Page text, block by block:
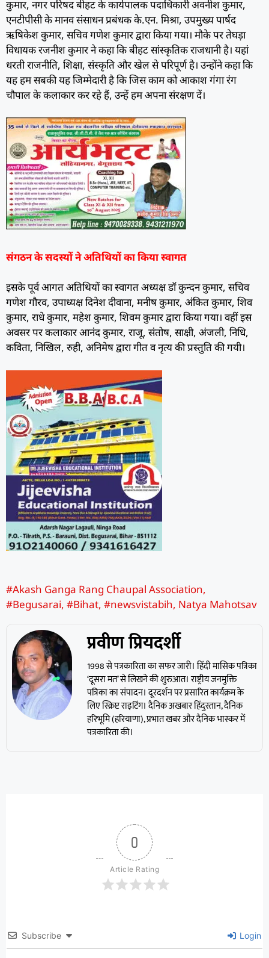
कुमार, नगर परिषद बीहट के कार्यपालक पदाधिकारी अवनीश कुमार,
एनटीपीसी के मानव संसाधन प्रबंधक के.एन. मिश्रा, उपमुख्य पार्षद
ऋषिकेश कुमार, सचिव गणेश कुमार द्वारा किया गया। मौके पर तेघड़ा
विधायक रजनीश कुमार ने कहा कि बीहट सांस्कृतिक राजधानी है। यहां
धरती राजनीति, शिक्षा, संस्कृति और खेल से परिपूर्ण है। उन्होंने कहा कि
यह हम सबकी यह जिम्मेदारी है कि जिस काम को आकाश गंगा रंग
चौपाल के कलाकार कर रहे हैं, उन्हें हम अपना संरक्षण दें।
संगठन के सदस्यों ने अतिथियों का किया स्वागत
इसके पूर्व आगत अतिथियों का स्वागत अध्यक्ष डॉ कुन्दन कुमार, सचिव
गणेश गौरव, उपाध्यक्ष दिनेश दीवाना, मनीष कुमार, अंकित कुमार, शिव
कुमार, राधे कुमार, महेश कुमार, शिवम कुमार द्वारा किया गया। वहीं इस
अवसर पर कलाकार आनंद कुमार, राजू, संतोष, साक्षी, अंजली, निधि,
कविता, निखिल, रुही, अनिमेष द्वारा गीत व नृत्य की प्रस्तुति की गयी।
#Akash Ganga Rang Chaupal Association,
#Begusarai, #Bihat, #newsvistabih, Natya Mahotsav
प्रवीण प्रियदर्शी
1998 से पत्रकारिता का सफर जारी। हिंदी मासिक पत्रिका
‘दूसरा मत’ से लिखने की शुरुआत। राष्ट्रीय जनमुक्ति
पत्रिका का संपादन। दूरदर्शन पर प्रसारित कार्यक्रम के
लिए स्क्रिप्ट राइटिंग। दैनिक अखबार हिंदुस्तान, दैनिक
हरिभूमि (हरियाणा), प्रभात खबर और दैनिक भास्कर में
पत्रकारिता की।
0
Article Rating
Subscribe Login